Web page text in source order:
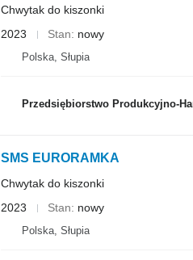
Chwytak do kiszonki
2023
Stan nowy
Polska, Słupia
Przedsiębiorstwo Produkcyjno-
SMS EURORAMKA
Chwytak do kiszonki
2023
Stan nowy
Polska, Słupia